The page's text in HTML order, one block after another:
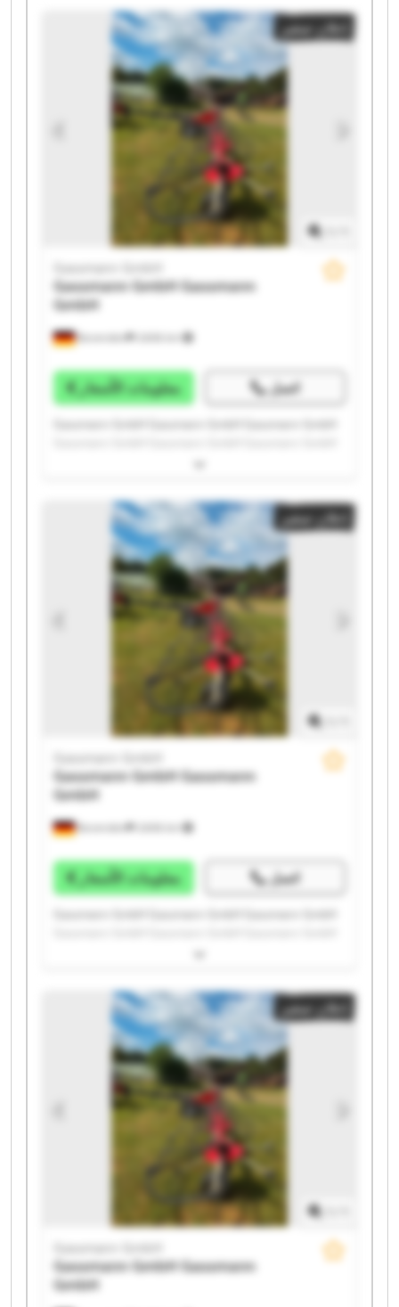
Gassmann GmbH Gassmann GmbH Gassmann GmbH
Gassmann GmbH Gassmann GmbH Gassmann GmbH
Gassmann GmbH Gassmann GmbH
إعلان صغير
Bovenden
Gassmann GmbH
Gassmann GmbHGassmann
GmbH
معلومات الأسعار اتصل
Gassmann GmbH Gassmann GmbH Gassmann GmbH
Gassmann GmbH Gassmann GmbH Gassmann GmbH
Gassmann GmbH Gassmann GmbH Gassmann GmbH
Gassmann GmbH Gassmann GmbH
إعلان صغير
Bovenden
Gassmann GmbH
Gassmann GmbHGassmann
GmbH
معلومات الأسعار اتصل
Gassmann GmbH Gassmann GmbH Gassmann GmbH
Gassmann GmbH Gassmann GmbH Gassmann GmbH
Gassmann GmbH Gassmann GmbH Gassmann GmbH
Gassmann GmbH Gassmann GmbH
إعلان صغير
Gassmann GmbH
Gassmann GmbHGassmann
GmbH